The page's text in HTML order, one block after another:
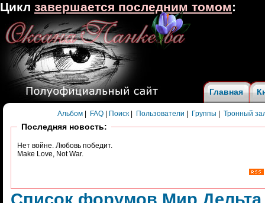
Главная
Альбом FAQ Поиск Пользователи Группы Тронный
Последняя новость:
Нет войне. Любовь победит.
Make Love, Not War.
Список форумов Мир
Цикл завершается последним томом: